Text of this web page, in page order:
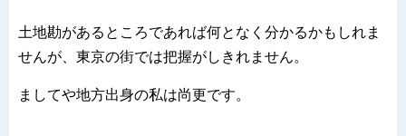
土地勘があるところであれば何となく分かるかもしれま
せんが、東京の街では把握がしきれません。
ましてや地方出身の私は尚更です。